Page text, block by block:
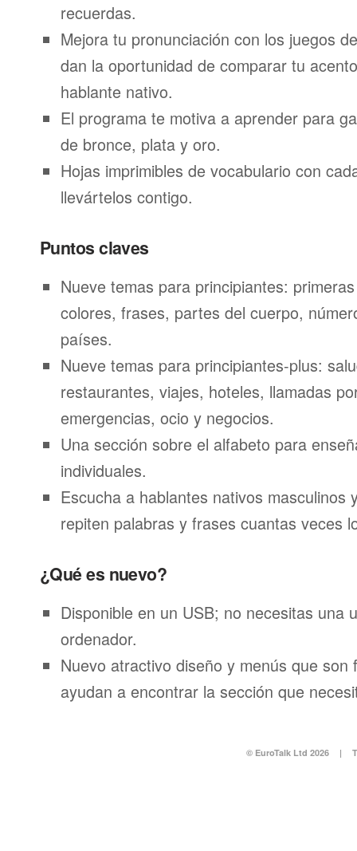
recuerdas.
Mejora tu pronunciación con los juegos
dan la oportunidad de comparar tu
hablante nativo.
El programa te motiva a aprender para
de bronce, plata y oro.
Hojas imprimibles de vocabulario con
llevártelos contigo.
Puntos claves
Nueve temas para principiantes:
colores, frases, partes del cuerpo,
países.
Nueve temas para principiantes-plus:
restaurantes, viajes, hoteles, llamadas
emergencias, ocio y negocios.
Una sección sobre el alfabeto para
individuales.
Escucha a hablantes nativos masculinos
repiten palabras y frases cuantas veces
¿Qué es nuevo?
Disponible en un USB; no necesitas una
ordenador.
Nuevo atractivo diseño y menús que son
ayudan a encontrar la sección que
© EuroTalk Ltd 2026 |